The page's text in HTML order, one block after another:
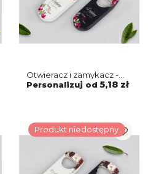
Otwieracz i zamykacz -
Akwarelowe Wianki
Motyw 2
Personalizuj od 5,18 zł
Produkt niedostępny